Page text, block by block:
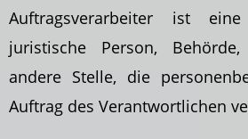
Auftragsverarbeiter ist
juristische Person,
andere Stelle, die
Auftrag des Verantwortlichen